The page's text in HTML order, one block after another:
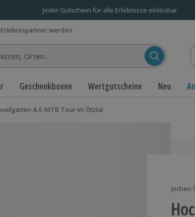
Jeder Gutschein für alle Erlebnisse einlösbar
Erlebnispartner werden
Geschenkboxen Wertgutscheine Neu
& E-MTB Tour im Ötztal
Jochen